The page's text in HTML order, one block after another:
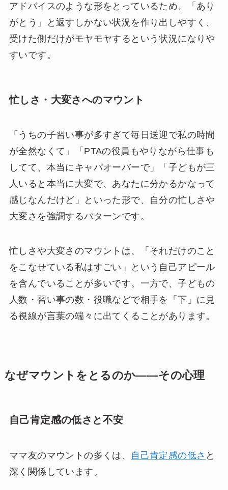
アドバイスのような形をとっているため、「あり
がとう」と返すしかない状況を作り出しやすく、
受けた側だけがモヤモヤするという状況になりや
すいです。
忙しさ・大変さへのマウント
「うちの子習い事が多すぎて毎日送迎で私の時間
が全然なくて」「PTAの役員もやりながら仕事も
してて、本当にキャパオーバーで」「子どもが三
人いると本当に大変で、あなたに分かるかなって
感じなんだけど」といった形で、自分の忙しさや
大変さを強調するパターンです。
忙しさや大変さのマウントは、「それだけのこと
をこなせている私はすごい」という自己アピール
を含んでいることが多いです。一方で、子どもの
人数・習い事の数・役職などで相手を「下」に見
る視線が言葉の端々に出てくることがあります。
なぜマウントをとるのか——その心理
自己肯定感の低さと不安
ママ友のマウントの多くは、 自己肯定感の低さ と
深く関係しています。